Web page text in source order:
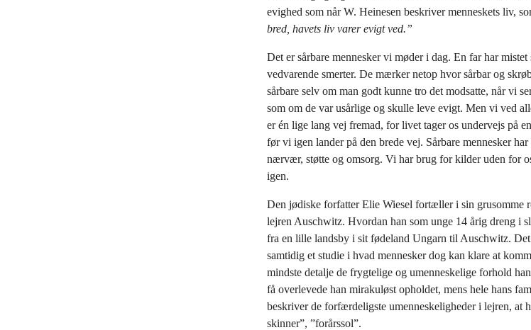
evighed som når W. Heinesen beskriver menneskets liv,
bred, havets liv varer evigt ved.”
Det er sårbare mennesker vi møder i dag. En far har
vedvarende smerter. De mærker netop hvor sårbar og
sårbare selv om man godt kunne tro det modsatte, når vi
som om de var usårlige og skulle leve evigt. Men vi ved
er én lige lang vej fremad, for livet tager os undervejs på
før vi igen lander på den brede vej. Sårbare mennesker
nærvær, støtte og omsorg. Vi har brug for kilder uden for
igen.
Den jødiske forfatter Elie Wiesel fortæller i sin grusomme
lejren Auschwitz. Hvordan han som unge 14 årig dreng i
fra en lille landsby i sit fødeland Ungarn til Auschwitz.
samtidig et studie i hvad mennesker dog kan klare at
mindste detalje de frygtelige og umenneskelige forhold
få overlevede han mirakuløst opholdet, mens hele hans
beskriver de forfærdeligste umenneskeligheder i lejren, at
skinner”, ”forårssol”.